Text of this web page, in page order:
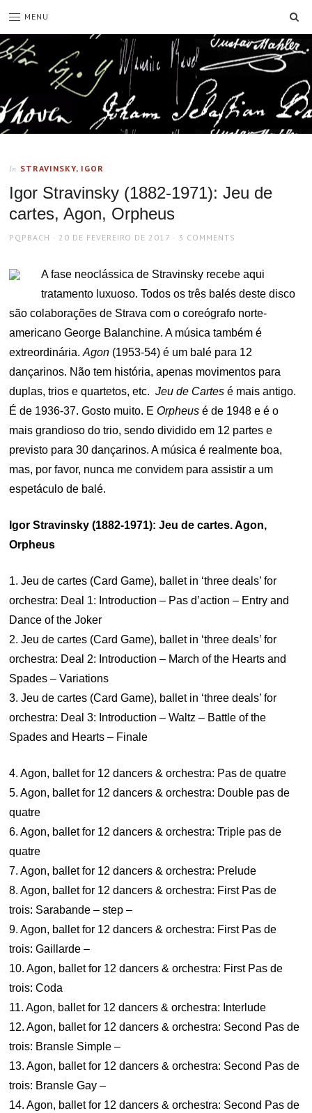
MENU
In STRAVINSKY, IGOR
Igor Stravinsky (1882-1971): Jeu de
cartes, Agon, Orpheus
AUTHOR
PQPBACH
POSTED
20 DE FEVEREIRO DE 2017 3 COMMENTS
A fase neoclássica de Stravinsky recebe aqui
tratamento luxuoso. Todos os três balés deste disco
são colaborações de Strava com o coreógrafo norte-
americano George Balanchine. A música também é
extreordinária.Agon (1953-54) é um balé para 12
dançarinos. Não tem história, apenas movimentos para
duplas, trios e quartetos, etc.Jeu de Cartes é mais antigo.
É de 1936-37. Gosto muito. EOrpheus é de 1948 e é o
mais grandioso do trio, sendo dividido em 12 partes e
previsto para 30 dançarinos. A música é realmente boa,
mas, por favor, nunca me convidem para assistir a um
espetáculo de balé.
Igor Stravinsky (1882-1971): Jeu de cartes. Agon,
Orpheus
1. Jeu de cartes (Card Game), ballet in ‘three deals’ for
orchestra: Deal 1: Introduction – Pas d’action – Entry and
Dance of the Joker
2. Jeu de cartes (Card Game), ballet in ‘three deals’ for
orchestra: Deal 2: Introduction – March of the Hearts and
Spades – Variations
3. Jeu de cartes (Card Game), ballet in ‘three deals’ for
orchestra: Deal 3: Introduction – Waltz – Battle of the
Spades and Hearts – Finale
4. Agon, ballet for 12 dancers & orchestra: Pas de quatre
5. Agon, ballet for 12 dancers & orchestra: Double pas de
quatre
6. Agon, ballet for 12 dancers & orchestra: Triple pas de
quatre
7. Agon, ballet for 12 dancers & orchestra: Prelude
8. Agon, ballet for 12 dancers & orchestra: First Pas de
trois: Sarabande – step –
9. Agon, ballet for 12 dancers & orchestra: First Pas de
trois: Gaillarde –
10. Agon, ballet for 12 dancers & orchestra: First Pas de
trois: Coda
11. Agon, ballet for 12 dancers & orchestra: Interlude
12. Agon, ballet for 12 dancers & orchestra: Second Pas de
trois: Bransle Simple –
13. Agon, ballet for 12 dancers & orchestra: Second Pas de
trois: Bransle Gay –
14. Agon, ballet for 12 dancers & orchestra: Second Pas de